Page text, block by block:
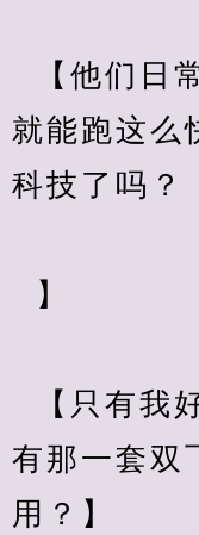
就能跑这么
科技了吗？
  】
有那一套双
用？】